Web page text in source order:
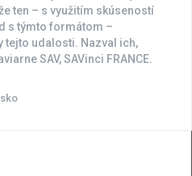
ten – s využitím skúseností
s týmto formátom –
tejto udalosti. Nazval ich,
SAV, SAVinci FRANCE.